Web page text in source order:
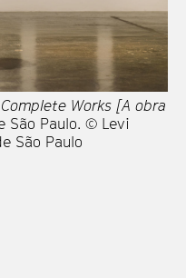
Works [A obra
São Paulo. © Levi
São Paulo